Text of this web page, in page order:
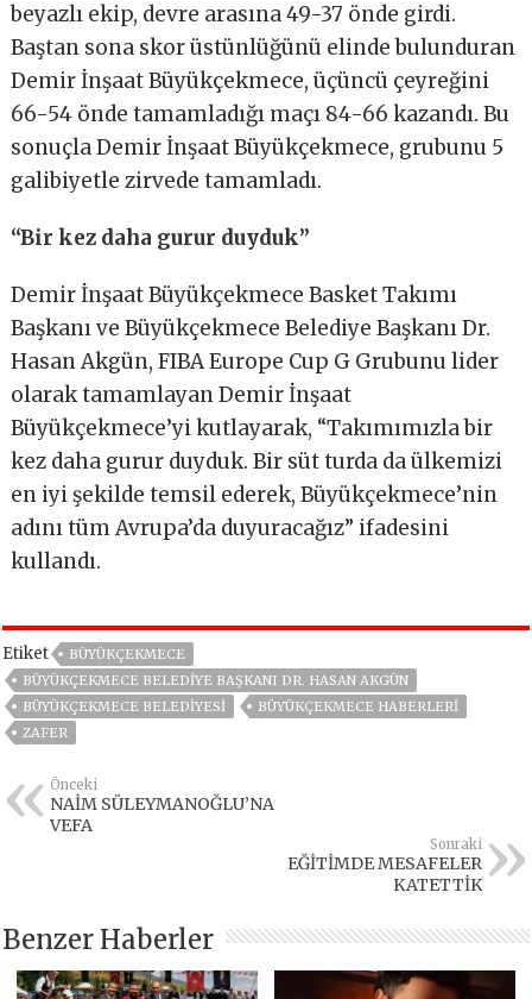
beyazlı ekip, devre arasına 49-37 önde girdi.
Baştan sona skor üstünlüğünü elinde bulunduran
Demir İnşaat Büyükçekmece, üçüncü çeyreğini
66-54 önde tamamladığı maçı 84-66 kazandı. Bu
sonuçla Demir İnşaat Büyükçekmece, grubunu 5
galibiyetle zirvede tamamladı.
“Bir kez daha gurur duyduk”
Demir İnşaat Büyükçekmece Basket Takımı
Başkanı ve Büyükçekmece Belediye Başkanı Dr.
Hasan Akgün, FIBA Europe Cup G Grubunu lider
olarak tamamlayan Demir İnşaat
Büyükçekmece’yi kutlayarak, “Takımımızla bir
kez daha gurur duyduk. Bir süt turda da ülkemizi
en iyi şekilde temsil ederek, Büyükçekmece’nin
adını tüm Avrupa’da duyuracağız” ifadesini
kullandı.
Etiket
BÜYÜKÇEKMECE
BÜYÜKÇEKMECE BELEDIYE BAŞKANI DR. HASAN AKGÜN
BÜYÜKÇEKMECE BELEDIYESI
BÜYÜKÇEKMECE HABERLERI
ZAFER
Önceki
NAİM SÜLEYMANOĞLU’NA
VEFA
Sonraki
EĞİTİMDE MESAFELER
KATETTİK
Benzer Haberler